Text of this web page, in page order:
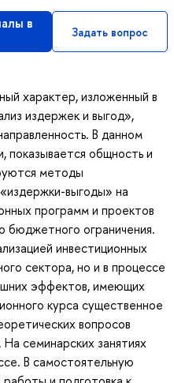
в
Задать вопрос
характер, изложенный в
издержек и выгод»,
В данном
показывается общность и
методы
выгоды» на
программ и проектов
бюджетного ограничения.
инвестиционных
сектора, но и в процессе
эффектов, имеющих
курса существенное
вопросов
семинарских занятиях
В самостоятельную